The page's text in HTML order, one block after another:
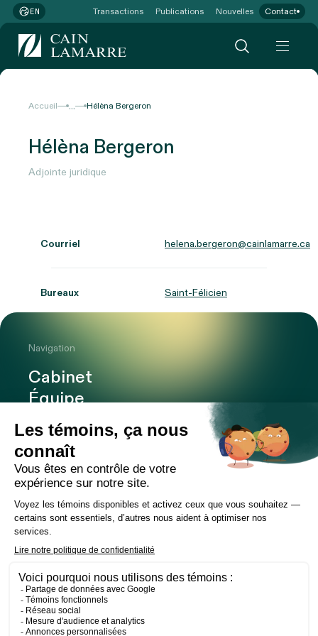
EN Transactions Publications Nouvelles Contact
Accueil ... Hélèna Bergeron
Hélèna Bergeron
Adjointe juridique
Courriel helena.bergeron@cainlamarre.ca
Bureaux Saint-Félicien
Navigation
Cabinet
Équipe
Expertises
Bureaux
Carrière
Transactions
Nouvelles
Contact
LinkedIn Instagram